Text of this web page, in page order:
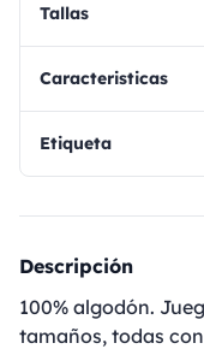
Tallas
Caracteristicas
Etiqueta
Descripción
100% algodón.
tamaños, todas